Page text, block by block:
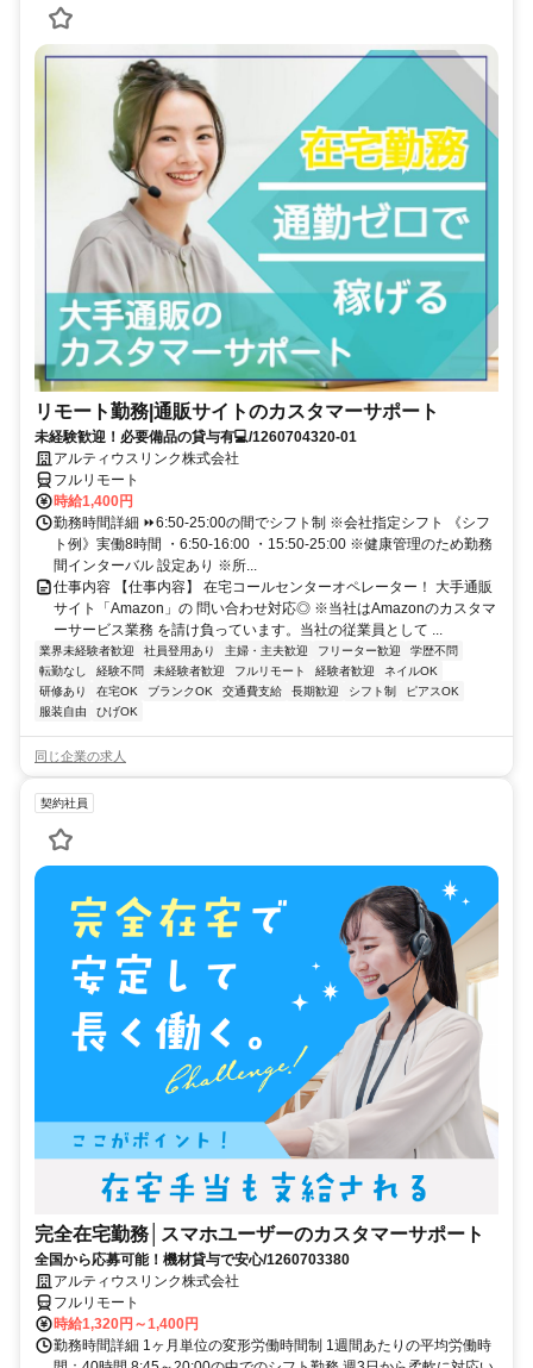
リモート勤務|通販サイトのカスタマーサポート
未経験歓迎！必要備品の貸与有💻/1260704320-01
アルティウスリンク株式会社
フルリモート
時給1,400円
勤務時間詳細 ⏩6:50-25:00の間でシフト制 ※会社指定シフト 《シフ
ト例》実働8時間 ・6:50-16:00 ・15:50-25:00 ※健康管理のため勤務
間インターバル 設定あり ※所...
仕事内容 【仕事内容】 在宅コールセンターオペレーター！ 大手通販
サイト「Amazon」の 問い合わせ対応◎ ※当社はAmazonのカスタマ
ーサービス業務 を請け負っています。当社の従業員として ...
業界未経験者歓迎 社員登用あり 主婦・主夫歓迎 フリーター歓迎
学歴不問
転勤なし
経験不問 未経験者歓迎 フルリモート 経験者歓迎
ネイルOK
研修あり
在宅OK ブランクOK 交通費支給 長期歓迎 シフト制
ピアスOK
服装自由
ひげOK
同じ企業の求人
契約社員
完全在宅勤務│スマホユーザーのカスタマーサポート
全国から応募可能！機材貸与で安心/1260703380
アルティウスリンク株式会社
フルリモート
時給1,320円～1,400円
勤務時間詳細 1ヶ月単位の変形労働時間制 1週間あたりの平均労働時